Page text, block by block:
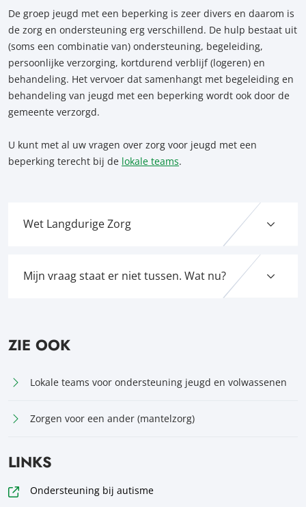
De groep jeugd met een beperking is zeer divers en daarom is
de zorg en ondersteuning erg verschillend. De hulp bestaat uit
(soms een combinatie van) ondersteuning, begeleiding,
persoonlijke verzorging, kortdurend verblijf (logeren) en
behandeling. Het vervoer dat samenhangt met begeleiding en
behandeling van jeugd met een beperking wordt ook door de
gemeente verzorgd.
U kunt met al uw vragen over zorg voor jeugd met een
beperking terecht bij de lokale teams.
Wet Langdurige Zorg
Mijn vraag staat er niet tussen. Wat nu?
ZIE OOK
Lokale teams voor ondersteuning jeugd en volwassenen
Zorgen voor een ander (mantelzorg)
LINKS
Ondersteuning bij autisme